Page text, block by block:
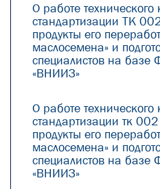
О работе технического
стандартизации ТК
продукты его
маслосемена» и
специалистов на базе
«ВНИИЗ»
О работе технического
стандартизации тк
продукты его
маслосемена» и
специалистов на базе
«ВНИИЗ»